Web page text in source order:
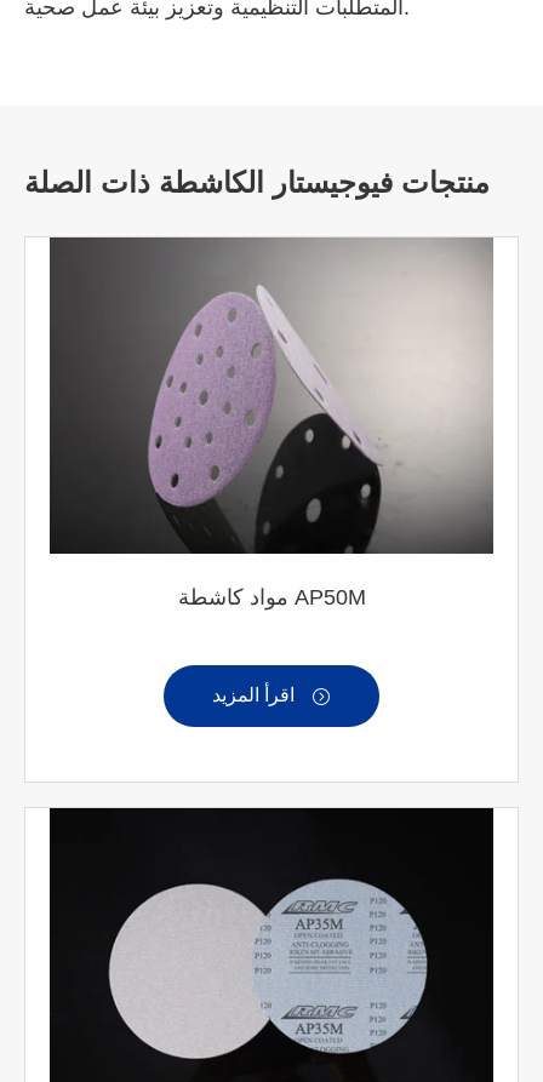
المتطلبات التنظيمية وتعزيز بيئة عمل صحية.
منتجات فيوجيستار الكاشطة ذات الصلة
مواد كاشطة AP50M
